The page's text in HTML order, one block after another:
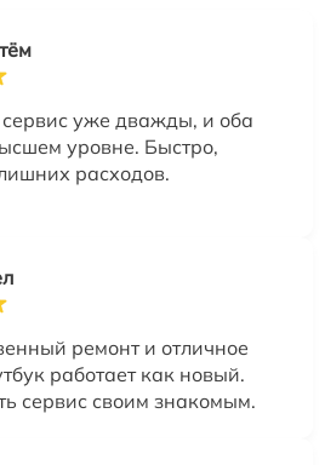
уже дважды, и оба
уровне. Быстро,
расходов.
ремонт и отличное
работает как новый.
сервис своим знакомым.